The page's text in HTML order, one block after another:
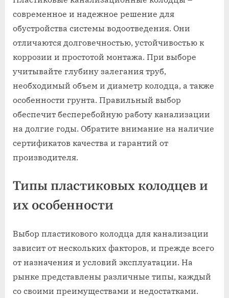
современное и надежное решение для
обустройства системы водоотведения. Они
отличаются долговечностью, устойчивостью к
коррозии и простотой монтажа. При выборе
учитывайте глубину залегания труб,
необходимый объем и диаметр колодца, а также
особенности грунта. Правильный выбор
обеспечит бесперебойную работу канализации
на долгие годы. Обратите внимание на наличие
сертификатов качества и гарантий от
производителя.
Типы пластиковых колодцев и
их особенности
Выбор пластикового колодца для канализации
зависит от нескольких факторов, и прежде всего
от назначения и условий эксплуатации. На
рынке представлены различные типы, каждый
со своими преимуществами и недостатками.